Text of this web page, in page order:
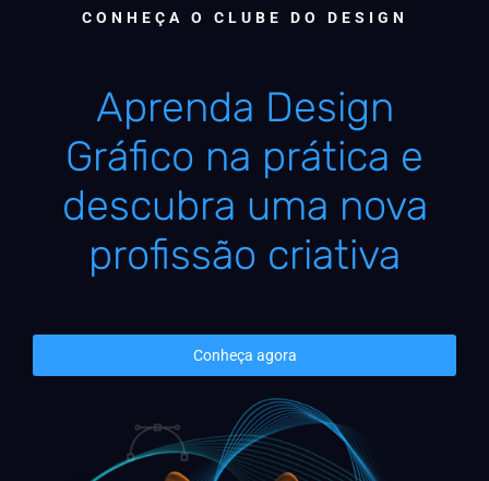
CONHEÇA O CLUBE DO DESIGN
Aprenda Design
Gráfico na prática e
descubra uma nova
profissão criativa
Conheça agora